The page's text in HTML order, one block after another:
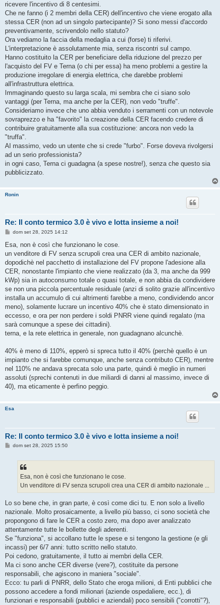
ricevere l'incentivo di 8 centesimi.
Che ne fanno (i 2 membri della CER) dell'incentivo che viene erogato alla
stessa CER (non ad un singolo partecipante)? Si sono messi d'accordo
preventivamente, scrivendolo nello statuto?
Ora vediamo la faccia della medaglia a cui (forse) ti riferivi.
L'interpretazione è assolutamente mia, senza riscontri sul campo.
Hanno costituito la CER per beneficiare della riduzione del prezzo per
l'acquisto del FV e Terna (o chi per essa) ha meno problemi a gestire la
produzione irregolare di energia elettrica, che darebbe problemi
all'infrastruttura elettrica.
Immaginando questo su larga scala, mi sembra che ci siano solo
vantaggi (per Terna, ma anche per la CER), non vedo "truffe".
Consideriamo invece che uno abbia venduto i serramenti con un notevole
sovraprezzo e ha "favorito" la creazione della CER facendo credere di
contribuire gratuitamente alla sua costituzione: ancora non vedo la
"truffa".
Al massimo, vedo un utente che si crede "furbo". Forse doveva rivolgersi
ad un serio professionista?
in ogni caso, Terna ci guadagna (a spese nostre!), senza che questo sia
pubblicizzato.
Ronin
Re: Il conto termico 3.0 è vivo e lotta insieme a noi!
M
s
a
g
g
i
o
dom set 28, 2025 14:12
Esa, non è così che funzionano le cose.
un venditore di FV senza scrupoli crea una CER di ambito nazionale,
dopodichè nel pacchetto di installazione del FV propone l'adesione alla
CER, nonostante l'impianto che viene realizzato (da 3, ma anche da 999
kWp) sia in autoconsumo totale o quasi totale, e non abbia da condividere
se non una piccola percentuale residuale (anzi di solito grazie all'incentivo
installa un accumulo di cui altrimenti farebbe a meno, condividendo ancor
meno), solamente lucrare un incentivo 40% che è stato dimensionato in
eccesso, e ora per non perdere i soldi PNRR viene quindi regalato (ma
sarà comunque a spese dei cittadini).
terna, e la rete elettrica in generale, non guadagnano alcunchè.
40% è meno di 110%, epperò si spreca tutto il 40% (perchè quello è un
impianto che si farebbe comunque, anche senza contributo CER), mentre
nel 110% ne andava sprecata solo una parte, quindi è meglio in numeri
assoluti (sprechi contenuti in due miliardi di danni al massimo, invece di
40), ma eticamente è perfino peggio.
Esa
Re: Il conto termico 3.0 è vivo e lotta insieme a noi!
Mdom set 28, 2025 15:50
Esa, non è così che funzionano le cose.
Un venditore di FV senza scrupoli crea una CER di ambito nazionale ...
Lo so bene che, in gran parte, è così come dici tu. E non solo a livello
nazionale. Molto prosaicamente, a livello più basso, ci sono società che
propongono di fare le CER a costo zero, ma dopo aver analizzato
attentamente tutte le bollette degli aderenti.
Se "funziona", si accollano tutte le spese e si tengono la gestione (e gli
incassi) per 6/7 anni: tutto scritto nello statuto.
Poi cedono, gratuitamente, il tutto ai membri della CER.
Ma ci sono anche CER diverse (vere?), costituite da persone
responsabili, che agiscono in maniera "sociale".
Ecco: tu parli di PNRR, dello Stato che eroga milioni, di Enti pubblici che
possono accedere a fondi milionari (aziende ospedaliere, ecc.), di
funzionari e responsabili (pubblici e aziendali) poco sensibili ("corrotti"?),